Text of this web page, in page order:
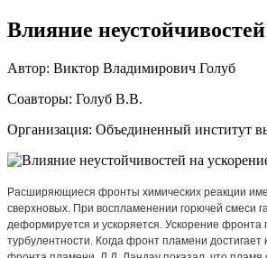
Влияние
Автор: Виктор Владимирович Голуб
Соавторы: Голуб В.В.
Организация: Объединенный институт
Расширяющиеся фронты химических реакции
сверхновых. При воспламенении горючей смеси
деформируется и ускоряется. Ускорение
турбулентности. Когда фронт пламени